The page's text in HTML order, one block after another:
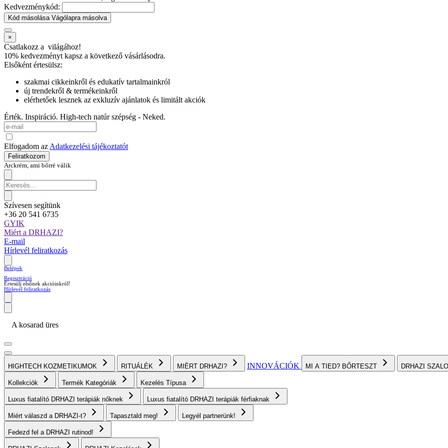
Kedvezménykód:
Kód másolása Vágólapra másolva
×
Csatlakozz a világához!
10% kedvezményt kapsz a következő vásárlásodra.
Elsőként értesülsz:
szakmai cikkeinkről és edukatív tartalmainkról
új trendekről & termékeinkről
elérhetőek lesznek az exkluzív ajánlatok és limitált akciók
Érték. Inspiráció. High-tech natúr szépség - Neked.
Elfogadom az Adatkezelési tájékoztatót
Feliratkozom
Arckrém, ami bőrré válik
Szívesen segítünk
+36 20 541 6735
GYIK
Miért a DRHAZI?
E-mail
Hírlevél feliratkozás
Belépek
Regisztráció
Értesülj elsőnek akcióinkról!
Hírlevél feliratkozás
A kosarad üres
HIGHTECH KOZMETIKUMOK RITUÁLÉK MIÉRT DRHAZI? INNOVÁCIÓK MI A TIED? BŐRTESZT DRHAZI
Kollekciók Termék Kategóriák Kezelés Típusa
Luxus fiatalító DRHAZI terápiák nőknek Luxus fiatalító DRHAZI terápiák férfiaknak
Miért válaszd a DRHAZI-t? Tapasztald meg! Legyél partnerünk!
Fedezd fel a DRHAZI rutinod!